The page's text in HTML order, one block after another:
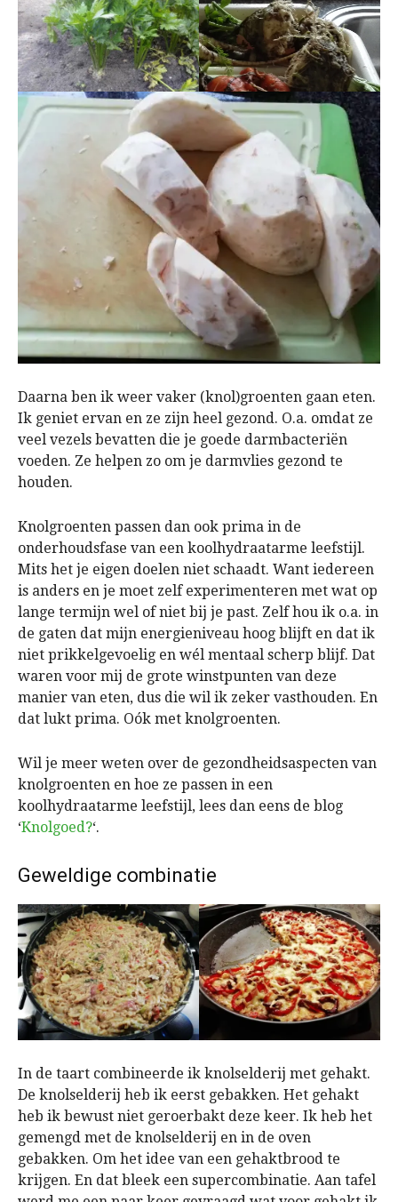
Daarna ben ik weer vaker (knol)groenten gaan eten.
Ik geniet ervan en ze zijn heel gezond. O.a. omdat ze
veel vezels bevatten die je goede darmbacteriën
voeden. Ze helpen zo om je darmvlies gezond te
houden.
Knolgroenten passen dan ook prima in de
onderhoudsfase van een koolhydraatarme leefstijl.
Mits het je eigen doelen niet schaadt. Want iedereen
is anders en je moet zelf experimenteren met wat op
lange termijn wel of niet bij je past. Zelf hou ik o.a. in
de gaten dat mijn energieniveau hoog blijft en dat ik
niet prikkelgevoelig en wél mentaal scherp blijf. Dat
waren voor mij de grote winstpunten van deze
manier van eten, dus die wil ik zeker vasthouden. En
dat lukt prima. Oók met knolgroenten.
Wil je meer weten over de gezondheidsaspecten van
knolgroenten en hoe ze passen in een
koolhydraatarme leefstijl, lees dan eens de blog
‘Knolgoed?‘.
Geweldige combinatie
In de taart combineerde ik knolselderij met gehakt.
De knolselderij heb ik eerst gebakken. Het gehakt
heb ik bewust niet geroerbakt deze keer. Ik heb het
gemengd met de knolselderij en in de oven
gebakken. Om het idee van een gehaktbrood te
krijgen. En dat bleek een supercombinatie. Aan tafel